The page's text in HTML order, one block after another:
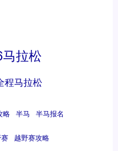
拉松
程马拉松
略 半马 半马报名
赛 越野赛攻略